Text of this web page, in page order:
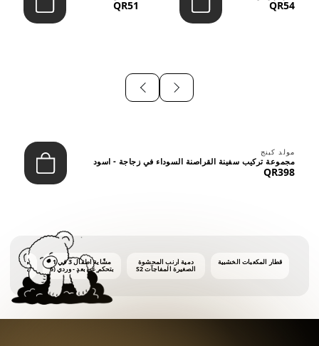
QR54
QR51
مولد كينج
مجموعة تركيب سفينة القراصنة السوداء في زجاجة - اسود
QR398
قطار المكعبات الخشبية
دمية أرنب المحشوة
الصغيرة المفاجآت S2
مشّاية أطفال 3 في 1
بتحكم عن بعد - وردي (6
أشهر فأكثر)
ماكينة